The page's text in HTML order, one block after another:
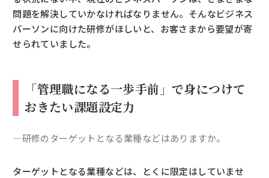
問題を解決していかなければなりません。そんなビジネス
パーソンに向けた研修がほしいと、お客さまから要望が寄
せられていました。
「管理職になる一歩手前」で身につけて
おきたい課題設定力
―研修のターゲットとなる業種などはありますか。
ターゲットとなる業種などは、とくに限定はしていませ